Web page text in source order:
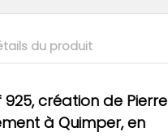
du produit
création de Pierre
à Quimper,en